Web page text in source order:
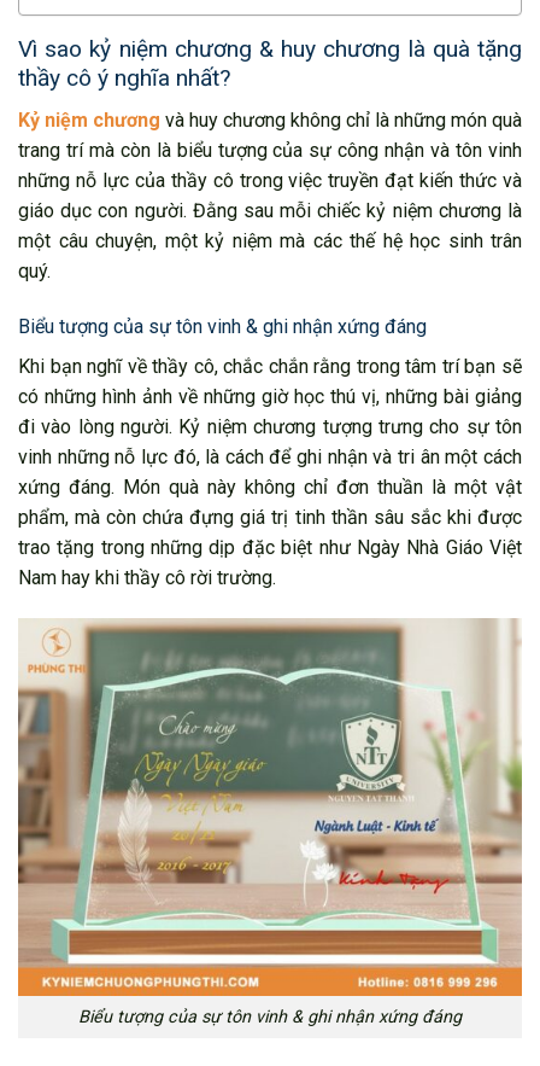
Vì sao kỷ niệm chương & huy chương là quà tặng
thầy cô ý nghĩa nhất?
Kỷ niệm chương và huy chương không chỉ là những món quà
trang trí mà còn là biểu tượng của sự công nhận và tôn vinh
những nỗ lực của thầy cô trong việc truyền đạt kiến thức và
giáo dục con người. Đằng sau mỗi chiếc kỷ niệm chương là
một câu chuyện, một kỷ niệm mà các thế hệ học sinh trân
quý.
Biểu tượng của sự tôn vinh & ghi nhận xứng đáng
Khi bạn nghĩ về thầy cô, chắc chắn rằng trong tâm trí bạn sẽ
có những hình ảnh về những giờ học thú vị, những bài giảng
đi vào lòng người. Kỷ niệm chương tượng trưng cho sự tôn
vinh những nỗ lực đó, là cách để ghi nhận và tri ân một cách
xứng đáng. Món quà này không chỉ đơn thuần là một vật
phẩm, mà còn chứa đựng giá trị tinh thần sâu sắc khi được
trao tặng trong những dịp đặc biệt như Ngày Nhà Giáo Việt
Nam hay khi thầy cô rời trường.
Biểu tượng của sự tôn vinh & ghi nhận xứng đáng